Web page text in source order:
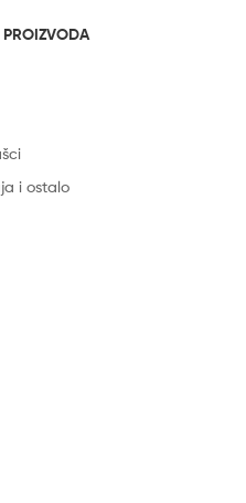
i ostalo